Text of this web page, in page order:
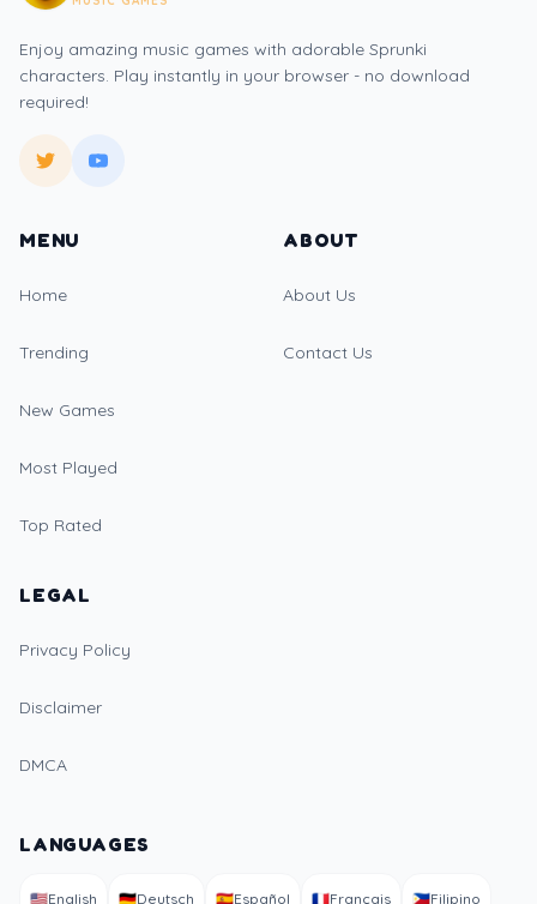
Enjoy amazing music games with adorable Sprunki
characters. Play instantly in your browser - no download
required!
MENU
Home
Trending
New Games
Most Played
Top Rated
ABOUT
About Us
Contact Us
LEGAL
Privacy Policy
Disclaimer
DMCA
LANGUAGES
🇺🇸English 🇩🇪Deutsch 🇪🇸Español 🇫🇷Français 🇵🇭Filipino